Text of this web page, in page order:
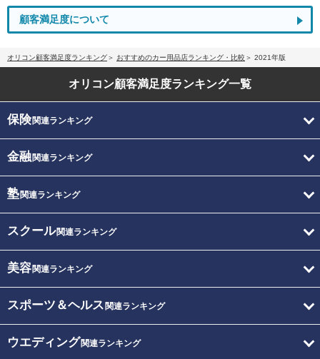
顧客満足度について
オリコン顧客満足度ランキング おすすめのカー用品店ランキング・比較 2021年版
オリコン顧客満足度ランキング一覧
保険関連ランキング
金融関連ランキング
塾関連ランキング
スクール関連ランキング
美容関連ランキング
スポーツ＆ヘルス 関連ランキング
ウエディング関連ランキング